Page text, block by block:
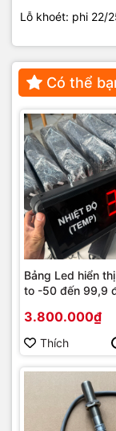
Lỗ khoét: phi 22/
Có thể
Bảng Led hiển
to -50 đến 99,9
3.800.000₫
Thích